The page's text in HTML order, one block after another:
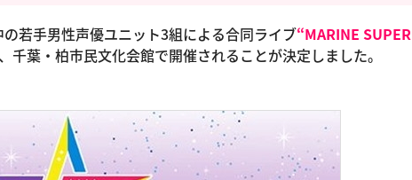
の若手男性声優ユニット3組による合同ライブ“MARINE SUPER
千葉・柏市民文化会館で開催されることが決定しました。